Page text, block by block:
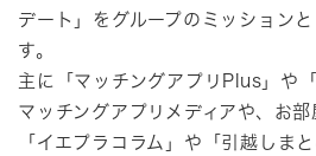
デート」をグループのミッション
す。
主に「マッチングアプリPlus」や
マッチングアプリメディアや、お
「イエプラコラム」や「引越しま